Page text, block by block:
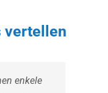
vertellen
enkele